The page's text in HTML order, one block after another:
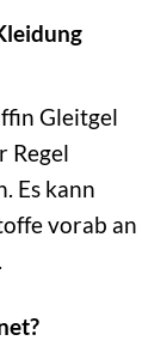
Gleitgel
Regel
Es kann
vorab an